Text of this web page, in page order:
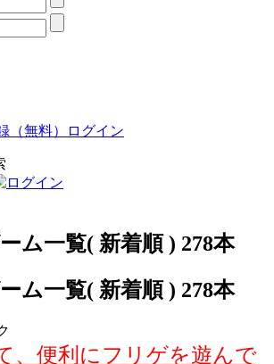
（無料） ログイン
ム一覧( 新着順 ) 278本
ム一覧( 新着順 ) 278本
、便利にフリゲを遊んで